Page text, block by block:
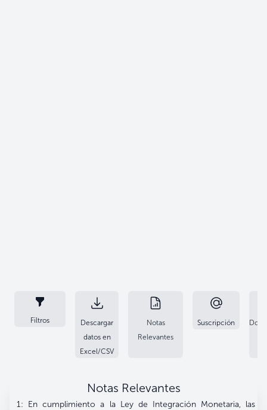
Filtros
Descargar
datos en
Excel/CSV
Notas
Relevantes
Suscripción
Notas Relevantes
1: En cumplimiento a la Ley de Integración Monetaria, las